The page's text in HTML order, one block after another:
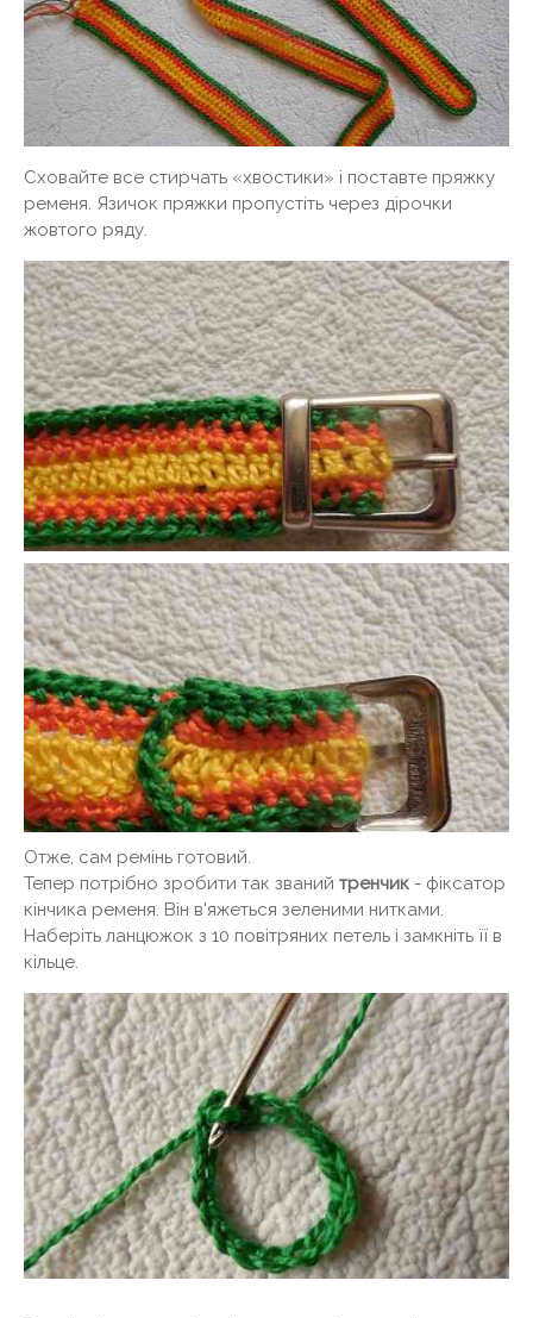
Сховайте все стирчать «хвостики» і поставте пряжку
ременя. Язичок пряжки пропустіть через дірочки
жовтого ряду.
Отже, сам ремінь готовий.
Тепер потрібно зробити так званий тренчик - фіксатор
кінчика ременя. Він в'яжеться зеленими нитками.
Наберіть ланцюжок з 10 повітряних петель і замкніть її в
кільце.